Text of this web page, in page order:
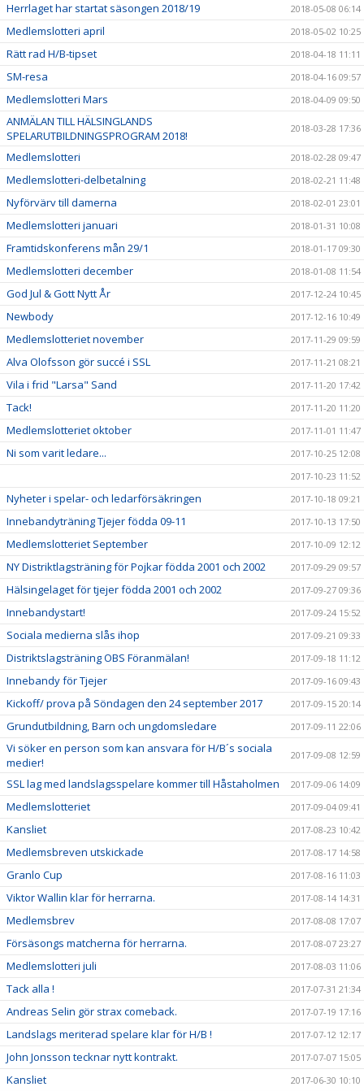
Herrlaget har startat säsongen 2018/19 2018-05-08 06:14
Medlemslotteri april 2018-05-02 10:25
Rätt rad H/B-tipset 2018-04-18 11:11
SM-resa 2018-04-16 09:57
Medlemslotteri Mars 2018-04-09 09:50
ANMÄLAN TILL HÄLSINGLANDS
SPELARUTBILDNINGSPROGRAM 2018!
2018-03-28 17:36
Medlemslotteri 2018-02-28 09:47
Medlemslotteri-delbetalning 2018-02-21 11:48
Nyförvärv till damerna 2018-02-01 23:01
Medlemslotteri januari 2018-01-31 10:08
Framtidskonferens mån 29/1 2018-01-17 09:30
Medlemslotteri december 2018-01-08 11:54
God Jul & Gott Nytt År 2017-12-24 10:45
Newbody 2017-12-16 10:49
Medlemslotteriet november 2017-11-29 09:59
Alva Olofsson gör succé i SSL 2017-11-21 08:21
Vila i frid "Larsa" Sand 2017-11-20 17:42
Tack! 2017-11-20 11:20
Medlemslotteriet oktober 2017-11-01 11:47
Ni som varit ledare...
2017-10-25 12:08
2017-10-23 11:52
Nyheter i spelar- och ledarförsäkringen 2017-10-18 09:21
Innebandyträning Tjejer födda 09-11 2017-10-13 17:50
Medlemslotteriet September 2017-10-09 12:12
NY Distriktlagsträning för Pojkar födda 2001 och 2002 2017-09-29 09:57
Hälsingelaget för tjejer födda 2001 och 2002 2017-09-27 09:36
Innebandystart! 2017-09-24 15:52
Sociala medierna slås ihop 2017-09-21 09:33
Distriktslagsträning OBS Föranmälan! 2017-09-18 11:12
Innebandy för Tjejer 2017-09-16 09:43
Kickoff/ prova på Söndagen den 24 september 2017 2017-09-15 20:14
Grundutbildning, Barn och ungdomsledare 2017-09-11 22:06
Vi söker en person som kan ansvara för H/B´s sociala
medier!
2017-09-08 12:59
SSL lag med landslagsspelare kommer till Håstaholmen 2017-09-06 14:09
Medlemslotteriet 2017-09-04 09:41
Kansliet 2017-08-23 10:42
Medlemsbreven utskickade 2017-08-17 14:58
Granlo Cup 2017-08-16 11:03
Viktor Wallin klar för herrarna. 2017-08-14 14:31
Medlemsbrev 2017-08-08 17:07
Försäsongs matcherna för herrarna. 2017-08-07 23:27
Medlemslotteri juli 2017-08-03 11:06
Tack alla ! 2017-07-31 21:34
Andreas Selin gör strax comeback. 2017-07-19 17:16
Landslags meriterad spelare klar för H/B ! 2017-07-12 12:17
John Jonsson tecknar nytt kontrakt. 2017-07-07 15:05
Kansliet 2017-06-30 10:10